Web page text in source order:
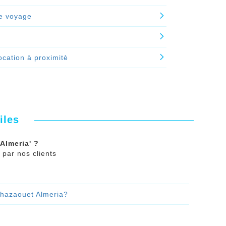
voyage
à proximitè
?
par nos clients
Almeria?